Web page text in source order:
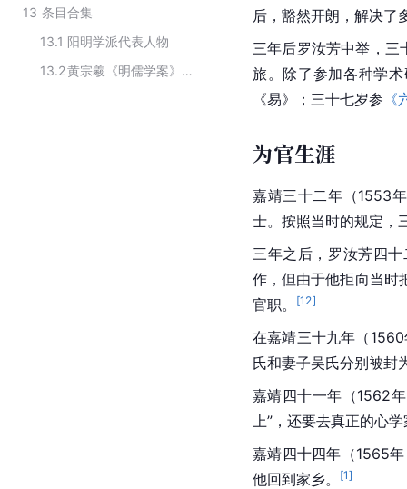
13 条目合集
13.1 阳明学派代表人物
13.2
黄宗羲《明儒学案》收录的人物
后，豁然开朗，解决了
三年后罗汝芳中举，三
旅。除了参加各种学
《易》；三十七岁参
为官生涯
嘉靖三十二年（1553
士。按照当时的规定，
三年之后，罗汝芳四
作，但由于他拒向当时
官职。
[12]
在嘉靖三十九年（
氏和妻子吴氏分别被封
嘉靖四十一年（1562
上”，还要去真正的心
嘉靖四十四年（1565
他回到家乡。
[1]